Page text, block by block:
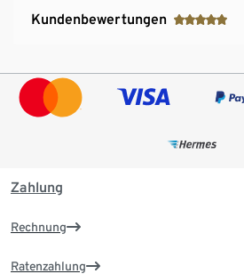
Kundenbewertungen
Zahlung
Rechnung
Ratenzahlung